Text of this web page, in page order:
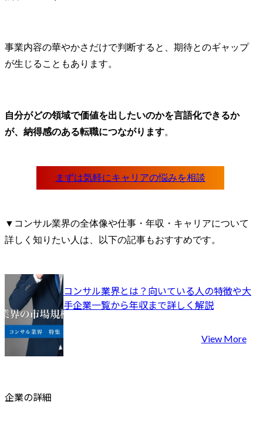
事業内容の華やかさだけで判断すると、期待とのギャップ
が生じることもあります。
自分がどの領域で価値を出したいのかを言語化できるか
が、納得感のある転職につながります。
▼コンサル業界の全体像や仕事・年収・キャリアについて
詳しく知りたい人は、以下の記事もおすすめです。
コンサル業界とは？向いている人の特徴や大
手企業一覧から年収まで詳しく解説
View More
企業の詳細